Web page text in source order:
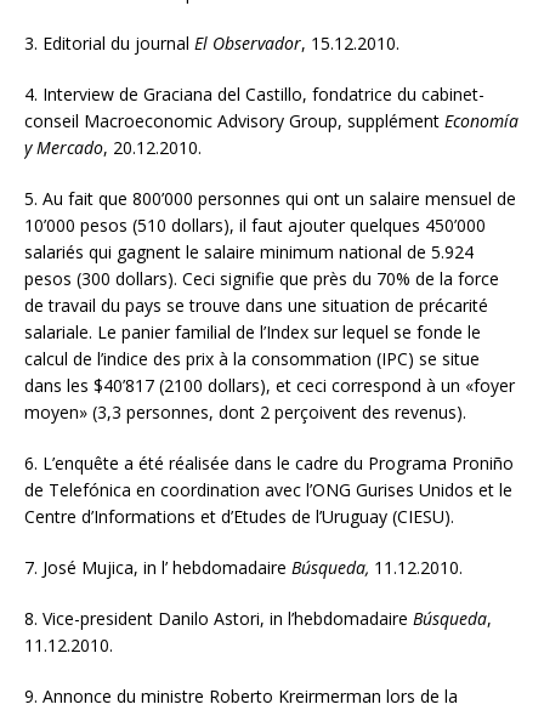
3. Editorial du journal El Observador, 15.12.2010.
4. Interview de Graciana del Castillo, fondatrice du cabinet-
conseil Macroeconomic Advisory Group, supplément Economía
y Mercado, 20.12.2010.
5. Au fait que 800’000 personnes qui ont un salaire mensuel de
10’000 pesos (510 dollars), il faut ajouter quelques 450’000
salariés qui gagnent le salaire minimum national de 5.924
pesos (300 dollars). Ceci signifie que près du 70% de la force
de travail du pays se trouve dans une situation de précarité
salariale. Le panier familial de l’Index sur lequel se fonde le
calcul de l’indice des prix à la consommation (IPC) se situe
dans les $40’817 (2100 dollars), et ceci correspond à un «foyer
moyen» (3,3 personnes, dont 2 perçoivent des revenus).
6. L’enquête a été réalisée dans le cadre du Programa Proniño
de Telefónica en coordination avec l’ONG Gurises Unidos et le
Centre d’Informations et d’Etudes de l’Uruguay (CIESU).
7. José Mujica, in l’ hebdomadaire Búsqueda, 11.12.2010.
8. Vice-president Danilo Astori, in l’hebdomadaire Búsqueda,
11.12.2010.
9. Annonce du ministre Roberto Kreirmerman lors de la